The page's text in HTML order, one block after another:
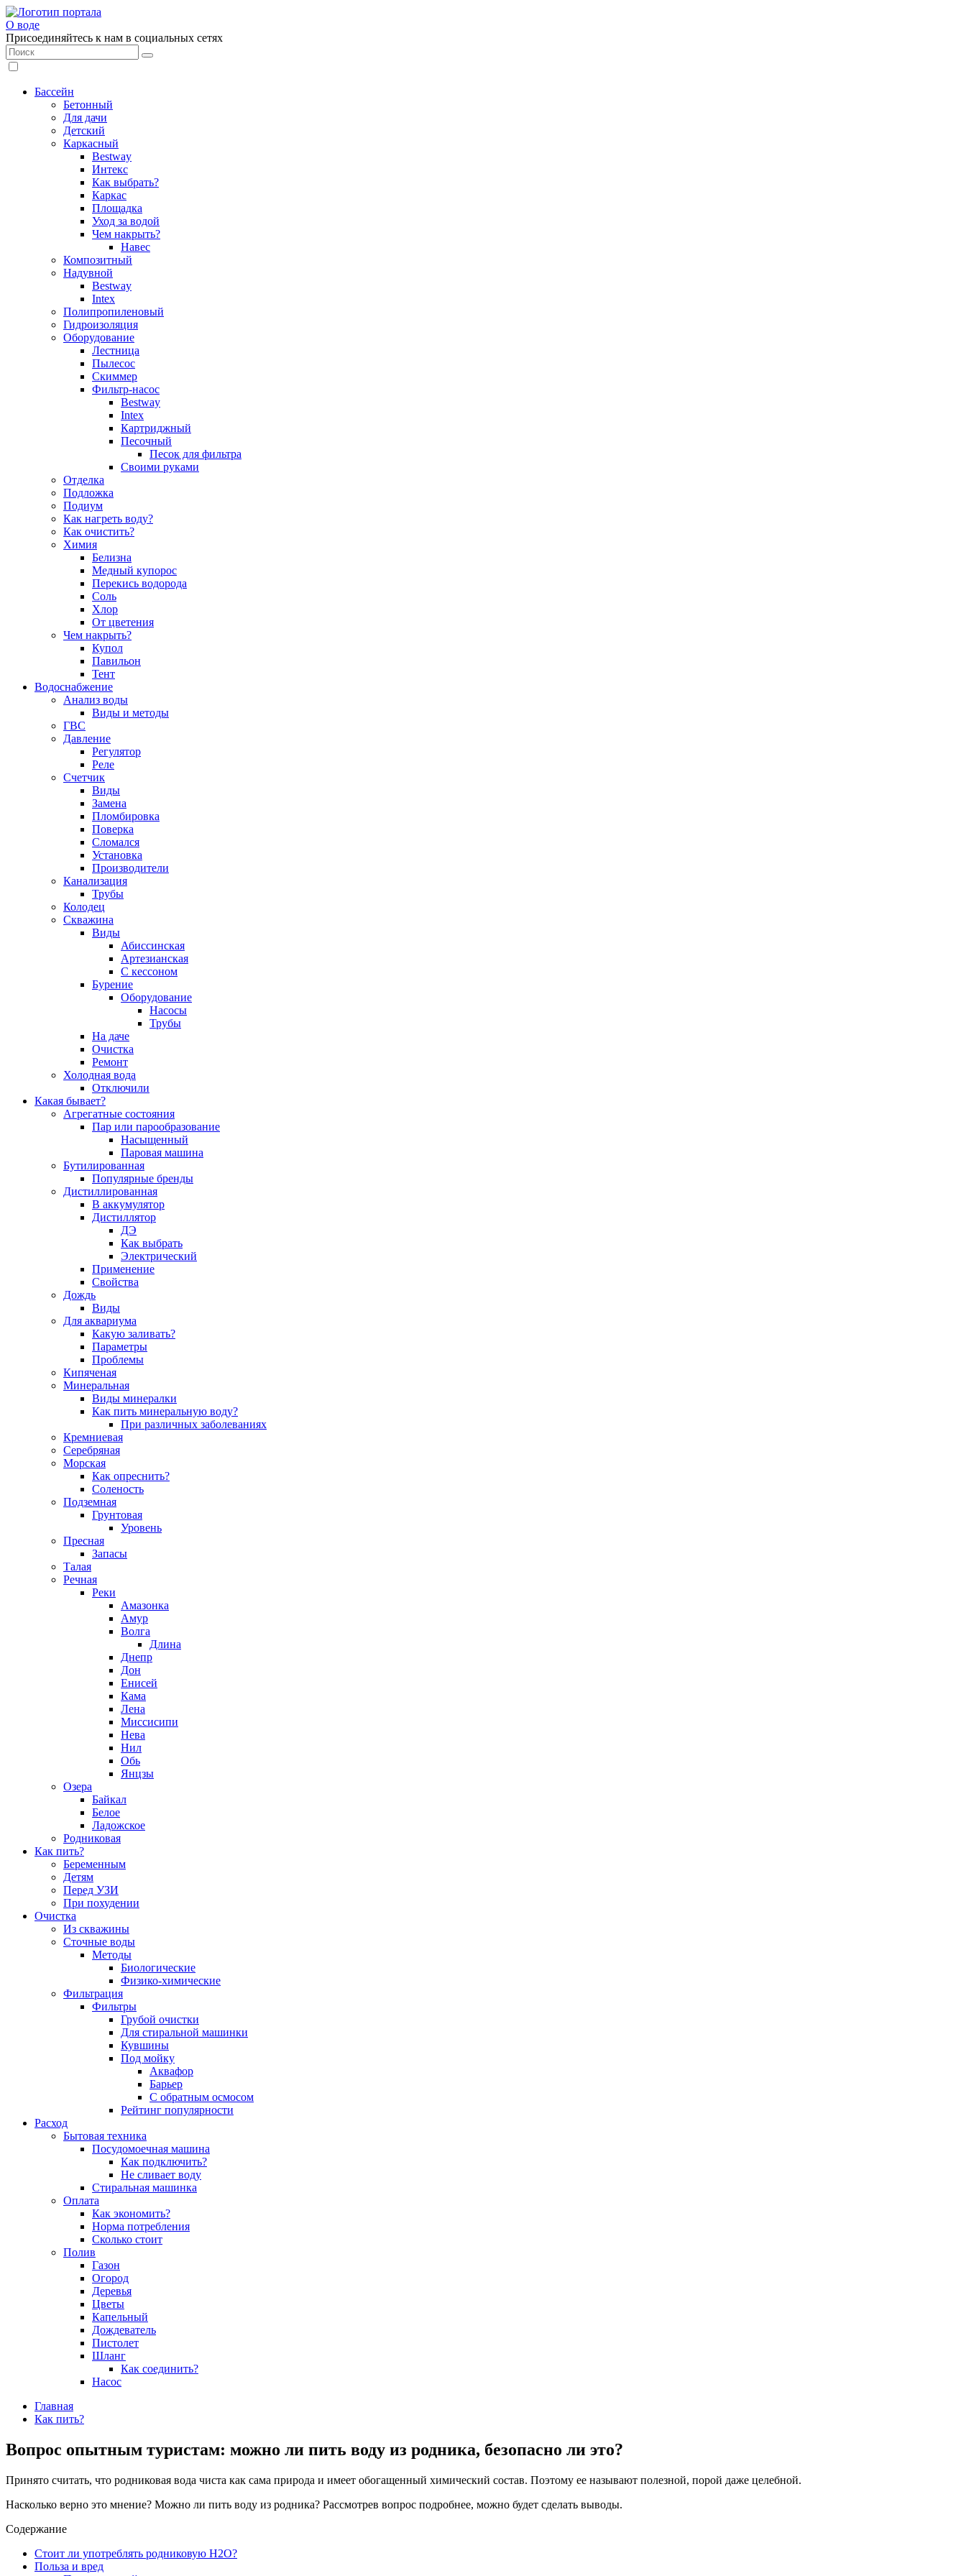
О воде
Присоединяйтесь к нам в социальных сетях
Бассейн
Бетонный
Для дачи
Детский
Каркасный
Bestway
Интекс
Как выбрать?
Каркас
Площадка
Уход за водой
Чем накрыть?
Навес
Композитный
Надувной
Bestway
Intex
Полипропиленовый
Гидроизоляция
Оборудование
Лестница
Пылесос
Скиммер
Фильтр-насос
Bestway
Intex
Картриджный
Песочный
Песок для фильтра
Своими руками
Отделка
Подложка
Подиум
Как нагреть воду?
Как очистить?
Химия
Белизна
Медный купорос
Перекись водорода
Соль
Хлор
От цветения
Чем накрыть?
Купол
Павильон
Тент
Водоснабжение
Анализ воды
Виды и методы
ГВС
Давление
Регулятор
Реле
Счетчик
Виды
Замена
Пломбировка
Поверка
Сломался
Установка
Производители
Канализация
Трубы
Колодец
Скважина
Виды
Абиссинская
Артезианская
С кессоном
Бурение
Оборудование
Насосы
Трубы
На даче
Очистка
Ремонт
Холодная вода
Отключили
Какая бывает?
Агрегатные состояния
Пар или парообразование
Насыщенный
Паровая машина
Бутилированная
Популярные бренды
Дистиллированная
В аккумулятор
Дистиллятор
ДЭ
Как выбрать
Электрический
Применение
Свойства
Дождь
Виды
Для аквариума
Какую заливать?
Параметры
Проблемы
Кипяченая
Минеральная
Виды минералки
Как пить минеральную воду?
При различных заболеваниях
Кремниевая
Серебряная
Морская
Как опреснить?
Соленость
Подземная
Грунтовая
Уровень
Пресная
Запасы
Талая
Речная
Реки
Амазонка
Амур
Волга
Длина
Днепр
Дон
Енисей
Кама
Лена
Миссисипи
Нева
Нил
Обь
Янцзы
Озера
Байкал
Белое
Ладожское
Родниковая
Как пить?
Беременным
Детям
Перед УЗИ
При похудении
Очистка
Из скважины
Сточные воды
Методы
Биологические
Физико-химические
Фильтрация
Фильтры
Грубой очистки
Для стиральной машинки
Кувшины
Под мойку
Аквафор
Барьер
С обратным осмосом
Рейтинг популярности
Расход
Бытовая техника
Посудомоечная машина
Как подключить?
Не сливает воду
Стиральная машинка
Оплата
Как экономить?
Норма потребления
Сколько стоит
Полив
Газон
Огород
Деревья
Цветы
Капельный
Дождеватель
Пистолет
Шланг
Как соединить?
Насос
Главная
Как пить?
Вопрос опытным туристам: можно ли пить воду из родника, безопасно ли это?
Принято считать, что родниковая вода чиста как сама природа и имеет обогащенный химический состав. Поэтому ее называют полезной, порой даже целебной.
Насколько верно это мнение? Можно ли пить воду из родника? Рассмотрев вопрос подробнее, можно будет сделать выводы.
Содержание
Стоит ли употреблять родниковую H2O?
Польза и вред